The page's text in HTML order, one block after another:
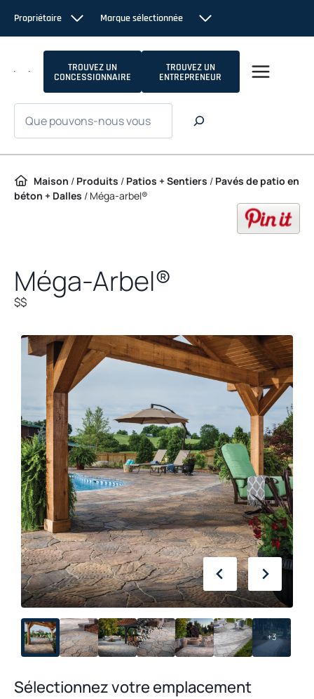
Propriétaire Marque sélectionnée
TROUVEZ UN
CONCESSIONNAIRE
TROUVEZ UN
ENTREPRENEUR
Maison / Produits / Patios + Sentiers / Pavés de patio en
béton + Dalles / Méga-arbel®
Méga-Arbel®
$$
+3
Sélectionnez votre emplacement